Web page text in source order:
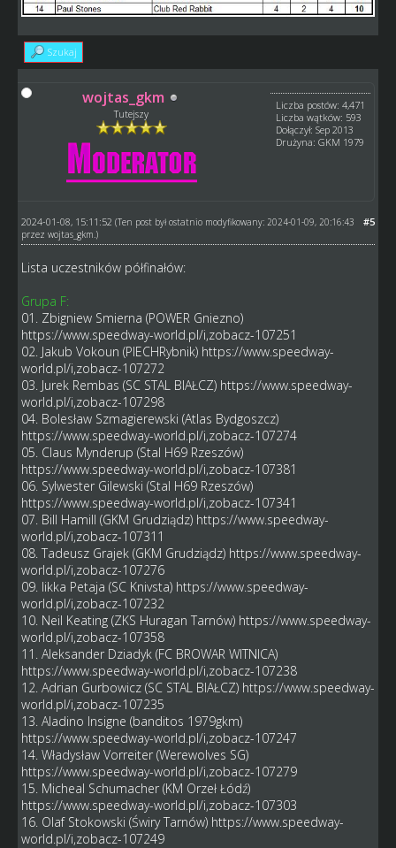
Szukaj
wojtas_gkm
Tutejszy
Liczba postów: 4,471
Liczba wątków: 593
Dołączył: Sep 2013
Drużyna: GKM 1979
#5
2024-01-08, 15:11:52 (Ten post był ostatnio modyfikowany: 2024-01-09, 20:16:43
przez wojtas_gkm.)
Lista uczestników półfinałów:
Grupa F:
01. Zbigniew Smierna (POWER Gniezno)
https://www.speedway-world.pl/i,zobacz-107251
02. Jakub Vokoun (PIECHRybnik) https://www.speedway-
world.pl/i,zobacz-107272
03. Jurek Rembas (SC STAL BIAŁCZ) https://www.speedway-
world.pl/i,zobacz-107298
04. Bolesław Szmagierewski (Atlas Bydgoszcz)
https://www.speedway-world.pl/i,zobacz-107274
05. Claus Mynderup (Stal H69 Rzeszów)
https://www.speedway-world.pl/i,zobacz-107381
06. Sylwester Gilewski (Stal H69 Rzeszów)
https://www.speedway-world.pl/i,zobacz-107341
07. Bill Hamill (GKM Grudziądz) https://www.speedway-
world.pl/i,zobacz-107311
08. Tadeusz Grajek (GKM Grudziądz) https://www.speedway-
world.pl/i,zobacz-107276
09. Iikka Petaja (SC Knivsta) https://www.speedway-
world.pl/i,zobacz-107232
10. Neil Keating (ZKS Huragan Tarnów) https://www.speedway-
world.pl/i,zobacz-107358
11. Aleksander Dziadyk (FC BROWAR WITNICA)
https://www.speedway-world.pl/i,zobacz-107238
12. Adrian Gurbowicz (SC STAL BIAŁCZ) https://www.speedway-
world.pl/i,zobacz-107235
13. Aladino Insigne (banditos 1979gkm)
https://www.speedway-world.pl/i,zobacz-107247
14. Władysław Vorreiter (Werewolves SG)
https://www.speedway-world.pl/i,zobacz-107279
15. Micheal Schumacher (KM Orzeł Łódź)
https://www.speedway-world.pl/i,zobacz-107303
16. Olaf Stokowski (Świry Tarnów) https://www.speedway-
world.pl/i,zobacz-107249